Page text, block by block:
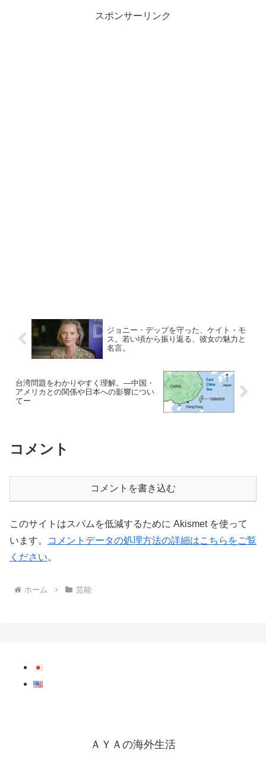
スポンサーリンク
ジョニー・デップを守った、ケイト・モ
ス。若い頃から振り返る、彼女の魅力と
名言。
台湾問題をわかりやすく理解。―中国・
アメリカとの関係や日本への影響につい
てー
コメント
コメントを書き込む
このサイトはスパムを低減するために Akismet を使って
います。
コメントデータの処理方法の詳細はこちらをご覧
ください。
ホーム 芸能
ＡＹＡの海外生活